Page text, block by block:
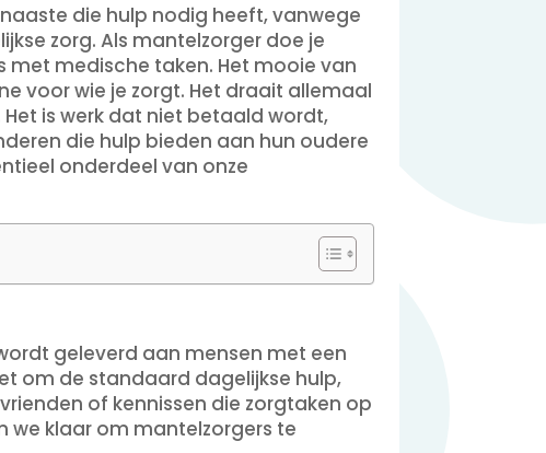
die hulp nodig heeft, vanwege
zorg. Als mantelzorger doe je
met medische taken. Het mooie van
voor wie je zorgt. Het draait allemaal
is werk dat niet betaald wordt,
die hulp bieden aan hun oudere
onderdeel van onze
geleverd aan mensen met een
om de standaard dagelijkse hulp,
of kennissen die zorgtaken op
we klaar om mantelzorgers te